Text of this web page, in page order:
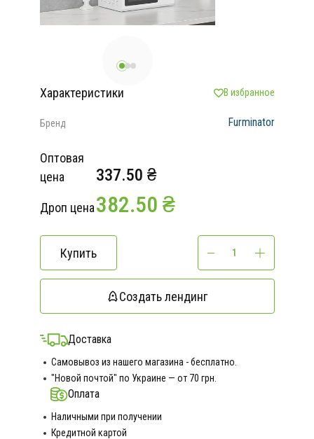
Характеристики В избранное
Бренд Furminator
Оптовая
цена
337.50 ₴
Дроп цена382.50 ₴
Купить
Создать лендинг
Доставка
Самовывоз из нашего магазина - бесплатно.
"Новой почтой" по Украине — от 70 грн.
Оплата
Наличными при получении
Кредитной картой